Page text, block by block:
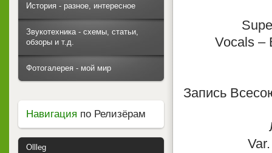
Vocals –
Запись
История - разное, интересное
Звукотехника - схемы, статьи,
обзоры и т.д.
Фотогалерея - мой мир
Навигация по Релизёрам
Ollleg